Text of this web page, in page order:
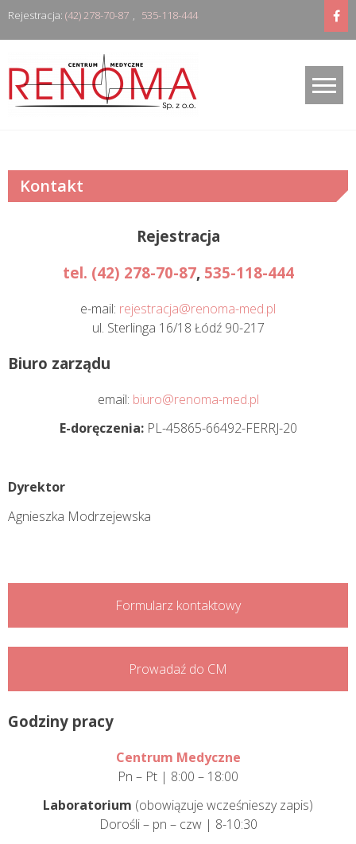
SkipRejestracja: (42) 278-70-87 , 535-118-444
Kontakt
Rejestracja
tel. (42) 278-70-87, 535-118-444
e-mail: rejestracja@renoma-med.pl
ul. Sterlinga 16/18 Łódź 90-217
Biuro zarządu
email: biuro@renoma-med.pl
E-doręczenia: PL-45865-66492-FERRJ-20
Dyrektor
Agnieszka Modrzejewska
Formularz kontaktowy
Prowadaź do CM
Godziny pracy
Centrum Medyczne
Pn – Pt | 8:00 – 18:00
Laboratorium (obowiązuje wcześnieszy zapis)
Dorośli – pn – czw | 8-10:30